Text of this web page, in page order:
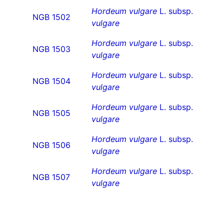
NGB 1502
Hordeum vulgare L. subsp.
vulgare
NGB 1503
Hordeum vulgare L. subsp.
vulgare
NGB 1504
Hordeum vulgare L. subsp.
vulgare
NGB 1505
Hordeum vulgare L. subsp.
vulgare
NGB 1506
Hordeum vulgare L. subsp.
vulgare
NGB 1507
Hordeum vulgare L. subsp.
vulgare